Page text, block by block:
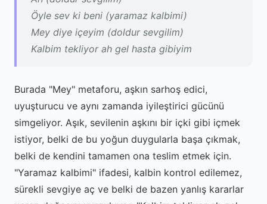
Öyle sev ki beni (yaramaz kalbimi)
Mey diye içeyim (doldur sevgilim)
Kalbim tekliyor ah gel hasta gibiyim
Burada "Mey" metaforu, aşkın sarhoş edici,
uyuşturucu ve aynı zamanda iyileştirici gücünü
simgeliyor. Aşık, sevilenin aşkını bir içki gibi içmek
istiyor, belki de bu yoğun duygularla başa çıkmak,
belki de kendini tamamen ona teslim etmek için.
"Yaramaz kalbimi" ifadesi, kalbin kontrol edilemez,
sürekli sevgiye aç ve belki de bazen yanlış kararlar